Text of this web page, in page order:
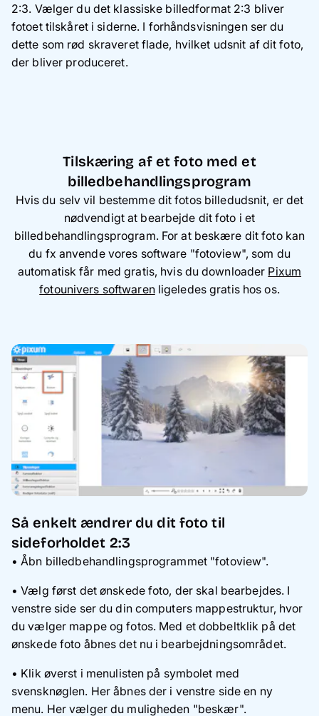
2:3. Vælger du det klassiske billedformat 2:3 bliver
fotoet tilskåret i siderne. I forhåndsvisningen ser du
dette som rød skraveret flade, hvilket udsnit af dit foto,
der bliver produceret.
Tilskæring af et foto med et
billedbehandlingsprogram
Hvis du selv vil bestemme dit fotos billedudsnit, er det
nødvendigt at bearbejde dit foto i et
billedbehandlingsprogram. For at beskære dit foto kan
du fx anvende vores software "fotoview", som du
automatisk får med gratis, hvis du downloader Pixum
fotounivers softwarenligeledes gratis hos os.
Så enkelt ændrer du dit foto til
sideforholdet 2:3
• Åbn billedbehandlingsprogrammet "fotoview".
• Vælg først det ønskede foto, der skal bearbejdes. I
venstre side ser du din computers mappestruktur, hvor
du vælger mappe og fotos. Med et dobbeltklik på det
ønskede foto åbnes det nu i bearbejdningsområdet.
• Klik øverst i menulisten på symbolet med
svensknøglen. Her åbnes der i venstre side en ny
menu. Her vælger du muligheden "beskær".